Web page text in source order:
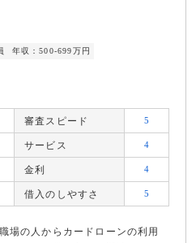
年収：500-699万円
審査スピード 5
サービス 4
金利 4
借入のしやすさ 5
場の人からカードローンの利用